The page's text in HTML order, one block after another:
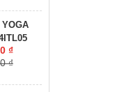
A1000
:
60Hz
YOGA
HÌNH :
₫
₫